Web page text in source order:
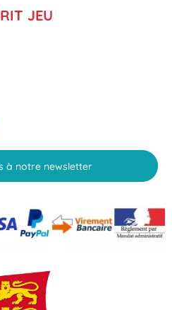
JEU
à notre newsletter